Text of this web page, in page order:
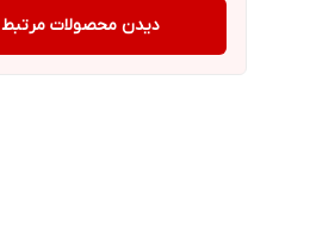
دیدن محصولات مرتبط